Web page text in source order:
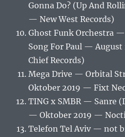
Gonna Do? (Up And
— New West Records)
Ghost Funk Orchestra —
Song For Paul —
Chief Records)
Mega Drive — Orbital
Oktober 2019 — Fixt
TING x SMBR — Sanre
— Oktober 2019 —
Telefon Tel Aviv — not